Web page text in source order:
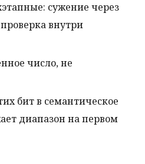
сужение через
внутри
число, не
бит в семантическое
диапазон на первом